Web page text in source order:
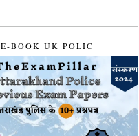
E-BOOK UK POLIC